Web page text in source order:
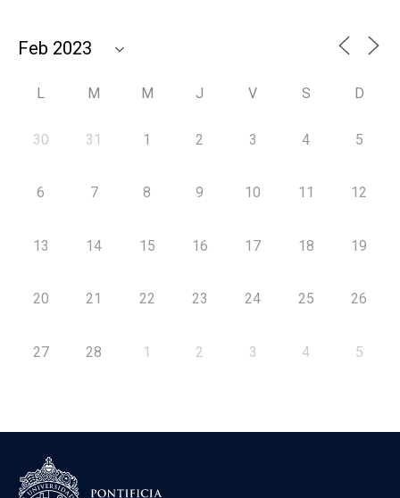
L M M J V S D
30 31 1 2 3 4 5
6 7 8 9 10 11 12
13 14 15 16 17 18 19
20 21 22 23 24 25 26
27 28 1 2 3 4 5